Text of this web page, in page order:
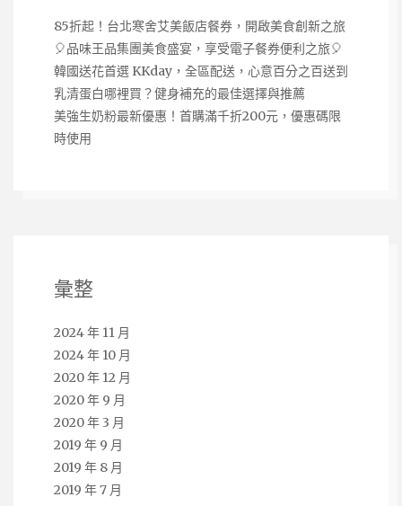
85折起！台北寒舍艾美飯店餐券，開啟美食創新之旅
🎈品味王品集團美食盛宴，享受電子餐券便利之旅🎈
韓國送花首選 KKday，全區配送，心意百分之百送到
乳清蛋白哪裡買？健身補充的最佳選擇與推薦
美強生奶粉最新優惠！首購滿千折200元，優惠碼限
時使用
彙整
2024 年 11 月
2024 年 10 月
2020 年 12 月
2020 年 9 月
2020 年 3 月
2019 年 9 月
2019 年 8 月
2019 年 7 月